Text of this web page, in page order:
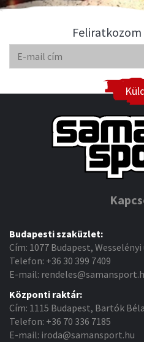
Budapesti szaküzlet:
Cím: 1077 Budapest, Wesselényi
Telefon: +36 30 399 7409
E-mail:
Központi raktár:
Cím: 1115 Budapest, Bartók
Telefon: +36 70 336 7185
E-mail: iroda@samansport.hu